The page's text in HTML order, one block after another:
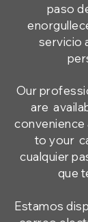
paso
servicio
Our
are
convenience
to your
cualquier
que
Estamos